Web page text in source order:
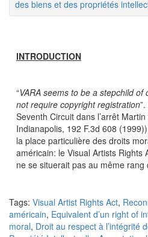
des biens et des propriétés
INTRODUCTION
“VARA seems to be a stepchild
not require copyright registration
Seventh Circuit dans l’arrêt
Indianapolis, 192 F.3d 608
la place particulière des droits
américain: le Visual Artists Rights
ne se situerait pas au même rang
Tags: Visual Artist Rights Act,
américain, Equivalent d’un right of
moral, Droit au respect à l’intégrité